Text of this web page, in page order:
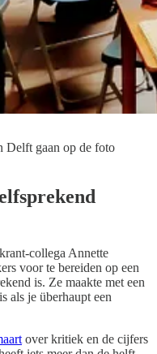
Delft gaan op de foto
collega Annette
voor te bereiden op een
is. Ze maakte met een
als je überhaupt een
over kritiek en de cijfers